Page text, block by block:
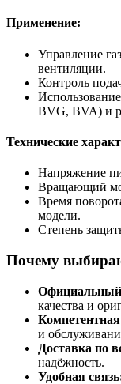
Применение:
Управление
вентиляции.
Контроль
BVG, BVA) и
Технические
Напряжение
Вращающий
Время
модели.
Степень
Почему
Официальный
качества и
и
Доставка по
надёжность.
Удобная